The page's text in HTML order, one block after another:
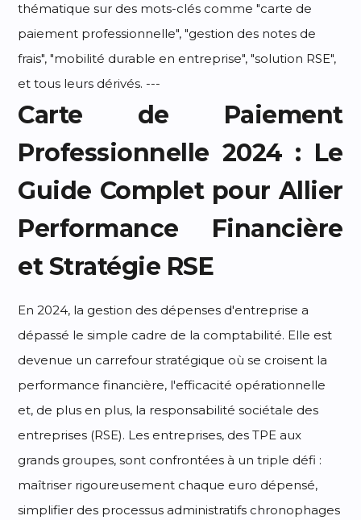
thématique sur des mots-clés comme "carte de
paiement professionnelle", "gestion des notes de
frais", "mobilité durable en entreprise", "solution RSE",
et tous leurs dérivés. ---
Carte de Paiement
Professionnelle 2024 : Le
Guide Complet pour Allier
Performance Financière
et Stratégie RSE
En 2024, la gestion des dépenses d'entreprise a
dépassé le simple cadre de la comptabilité. Elle est
devenue un carrefour stratégique où se croisent la
performance financière, l'efficacité opérationnelle
et, de plus en plus, la responsabilité sociétale des
entreprises (RSE). Les entreprises, des TPE aux
grands groupes, sont confrontées à un triple défi :
maîtriser rigoureusement chaque euro dépensé,
simplifier des processus administratifs chronophages